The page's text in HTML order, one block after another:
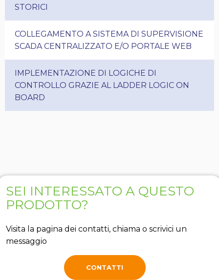
STORICI
COLLEGAMENTO A SISTEMA DI SUPERVISIONE
SCADA CENTRALIZZATO E/O PORTALE WEB
IMPLEMENTAZIONE DI LOGICHE DI
CONTROLLO GRAZIE AL LADDER LOGIC ON
BOARD
SEI INTERESSATO A QUESTO
PRODOTTO?
Visita la pagina dei contatti, chiama o scrivici un
messaggio
CONTATTI